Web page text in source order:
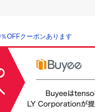
％OFFクーポンあります